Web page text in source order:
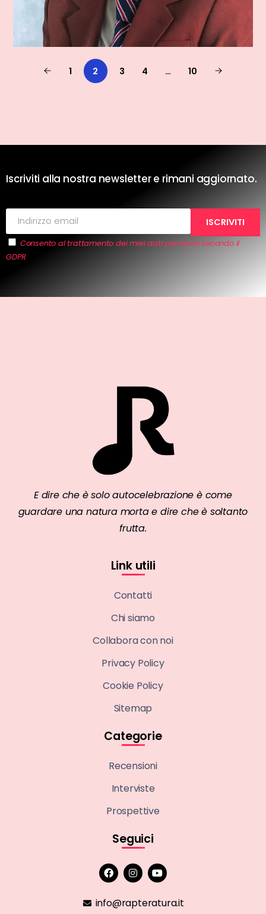
1 2 3 4 … 10
Iscriviti alla nostra newsletter e rimani aggiornato.
Consento al trattamento dei miei dati personali secondo il
GDPR
E dire che è solo autocelebrazione è come
guardare una natura morta e dire che è soltanto
frutta.
Link utili
Contatti
Chi siamo
Collabora con noi
Privacy Policy
Cookie Policy
Sitemap
Categorie
Recensioni
Interviste
Prospettive
Seguici
info@rapteratura.it